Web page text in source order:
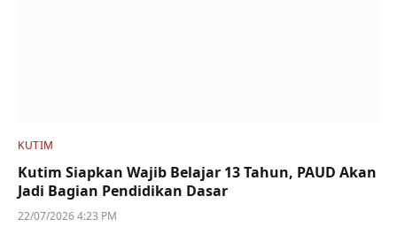
KUTIM
Kutim Siapkan Wajib Belajar 13 Tahun, PAUD Akan
Jadi Bagian Pendidikan Dasar
22/07/2026 4:23 PM